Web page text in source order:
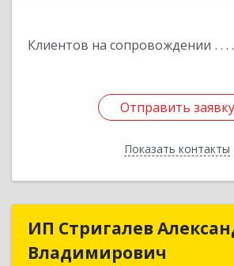
Клиентов на сопровождении
Отправить заявку
Показать контакты
Отправить заявку
Назад
ИП Стригалев
Владимирович
ИП Стригалев